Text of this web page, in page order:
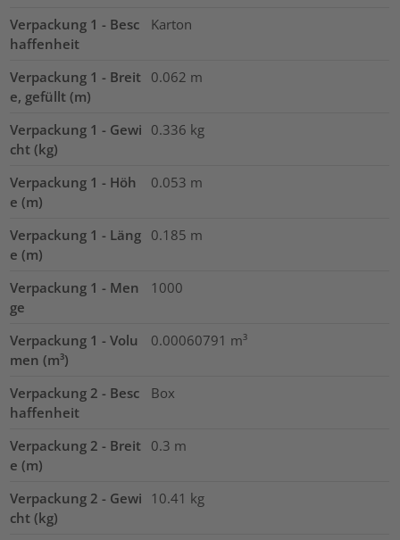
Verpackung 1 - Besc
haffenheit
Karton
Verpackung 1 - Breit
e, gefüllt (m)
0.062 m
Verpackung 1 - Gewi
cht (kg)
0.336 kg
Verpackung 1 - Höh
e (m)
0.053 m
Verpackung 1 - Läng
e (m)
0.185 m
Verpackung 1 - Men
ge
1000
Verpackung 1 - Volu
men (m³)
0.00060791 m³
Verpackung 2 - Besc
haffenheit
Box
Verpackung 2 - Breit
e (m)
0.3 m
Verpackung 2 - Gewi
cht (kg)
10.41 kg